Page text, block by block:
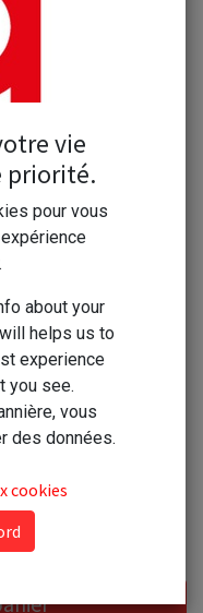
vie
priorité.
pour vous
about your
helps us to
experience
you see.
vous
des données.
cookies